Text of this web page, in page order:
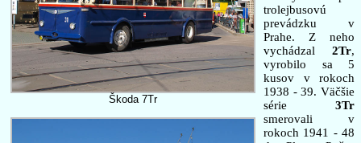
Škoda 7Tr
trolejbusovú
prevádzku v
Prahe. Z neho
vychádzal 2Tr,
vyrobilo sa 5
kusov v rokoch
1938 - 39. Väčšie
série 3Tr
smerovali v
rokoch 1941 - 48